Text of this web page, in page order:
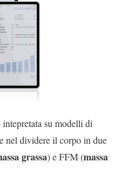
su modelli di
nel dividere il corpo in due
grassa) e FFM (massa